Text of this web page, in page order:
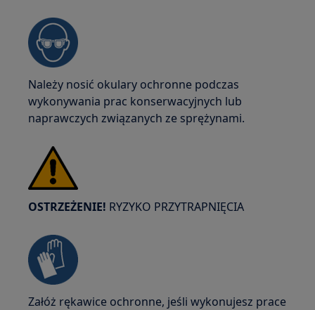
Należy nosić okulary ochronne podczas
wykonywania prac konserwacyjnych lub
naprawczych związanych ze sprężynami.
OSTRZEŻENIE! RYZYKO PRZYTRAPNIĘCIA
Załóż rękawice ochronne, jeśli wykonujesz prace